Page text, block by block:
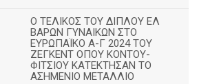
Ο ΤΕΛΙΚΟΣ ΤΟΥ ΔΙΠΛΟΥ ΕΛ
ΒΑΡΩΝ ΓΥΝΑΙΚΩΝ ΣΤΟ
ΕΥΡΩΠΑΪΚΟ Α-Γ 2024 ΤΟΥ
ΖΕΓΚΕΝΤ ΟΠΟΥ ΚΟΝΤΟΥ-
ΦΙΤΣΙΟΥ ΚΑΤΕΚΤΗΣΑΝ ΤΟ
ΑΣΗΜΕΝΙΟ ΜΕΤΑΛΛΙΟ